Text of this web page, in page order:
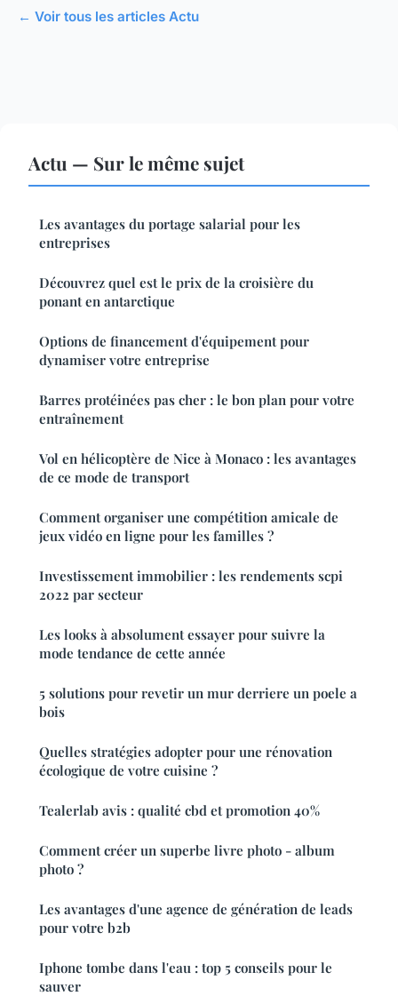
← Voir tous les articles Actu
Actu — Sur le même sujet
Les avantages du portage salarial pour les
entreprises
Découvrez quel est le prix de la croisière du
ponant en antarctique
Options de financement d'équipement pour
dynamiser votre entreprise
Barres protéinées pas cher : le bon plan pour votre
entraînement
Vol en hélicoptère de Nice à Monaco : les avantages
de ce mode de transport
Comment organiser une compétition amicale de
jeux vidéo en ligne pour les familles ?
Investissement immobilier : les rendements scpi
2022 par secteur
Les looks à absolument essayer pour suivre la
mode tendance de cette année
5 solutions pour revetir un mur derriere un poele a
bois
Quelles stratégies adopter pour une rénovation
écologique de votre cuisine ?
Tealerlab avis : qualité cbd et promotion 40%
Comment créer un superbe livre photo - album
photo ?
Les avantages d'une agence de génération de leads
pour votre b2b
Iphone tombe dans l'eau : top 5 conseils pour le
sauver